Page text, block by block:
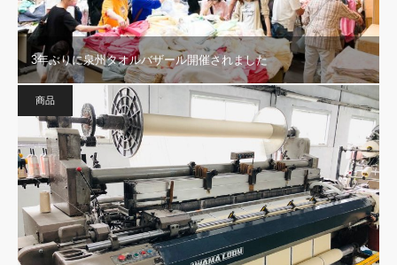
3年ぶりに泉州タオルバザール開催されました
商品